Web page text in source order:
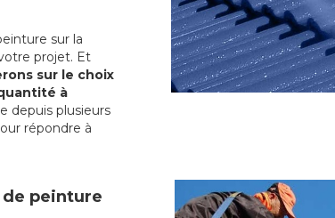
sur la
projet. Et
sur le choix
à
depuis plusieurs
répondre à
peinture